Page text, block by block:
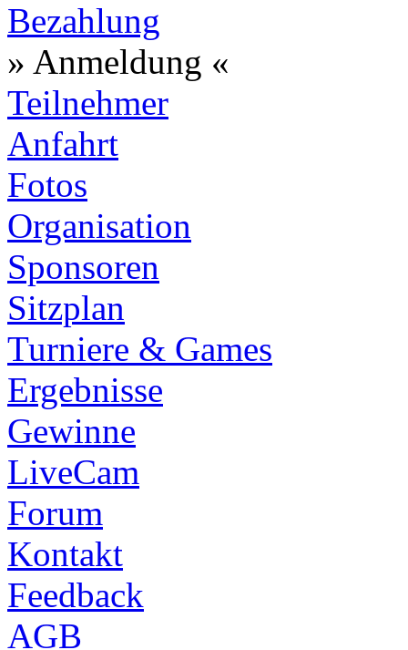
Bezahlung
» Anmeldung «
Teilnehmer
Anfahrt
Fotos
Organisation
Sponsoren
Sitzplan
Turniere & Games
Ergebnisse
Gewinne
LiveCam
Forum
Kontakt
Feedback
AGB